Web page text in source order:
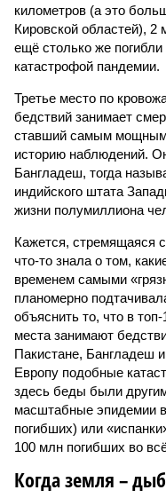
километров (а это
Кировской областей), 2
ещё столько же погибли
катастрофой пандемии.
Третье место по
бедствий занимает
ставший самым
историю наблюдений.
Бангладеш, тогда
индийского штата
жизни полумиллиона
Кажется, стремящаяся
что-то знала о том,
временем самыми
планомерно
объяснить то, что в
места занимают
Пакистане, Бангладеш
Европу подобные
здесь беды были
масштабные эпидемии
погибших) или
100 млн погибших во
Когда земля –